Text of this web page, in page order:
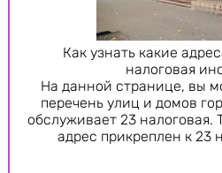
Как узнать какие
налоговая
На данной странице, вы
перечень улиц и домов
обслуживает 23 налоговая.
адрес прикреплен к 23